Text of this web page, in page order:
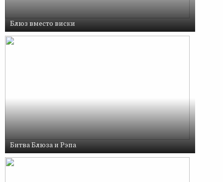
Блюз вместо виски
Битва Блюза и Рэпа